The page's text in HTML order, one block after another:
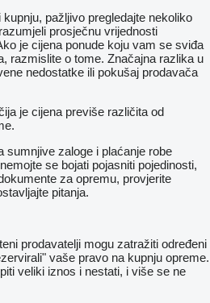
pažljivo pregledajte nekoliko
prosječnu vrijednosti
je cijena ponude koju vam se sviđa
razmislite o tome. Značajna razlika u
nedostatke ili pokušaj prodavača
je cijena previše različita od
sumnjive zaloge i plaćanje robe
se bojati pojasniti pojedinosti,
za opremu, provjerite
pitanja.
prodavatelji mogu zatražiti određeni
vaše pravo na kupnju opreme.
veliki iznos i nestati, i više se ne